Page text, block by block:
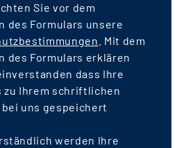
Sie vor dem
des Formulars unsere
. Mit dem
des Formulars erklären
dass Ihre
zu Ihrem schriftlichen
uns gespeichert
werden Ihre